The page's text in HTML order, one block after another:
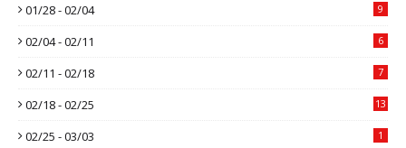
01/28 - 02/04 9
02/04 - 02/11 6
02/11 - 02/18 7
02/18 - 02/25 13
02/25 - 03/03 1